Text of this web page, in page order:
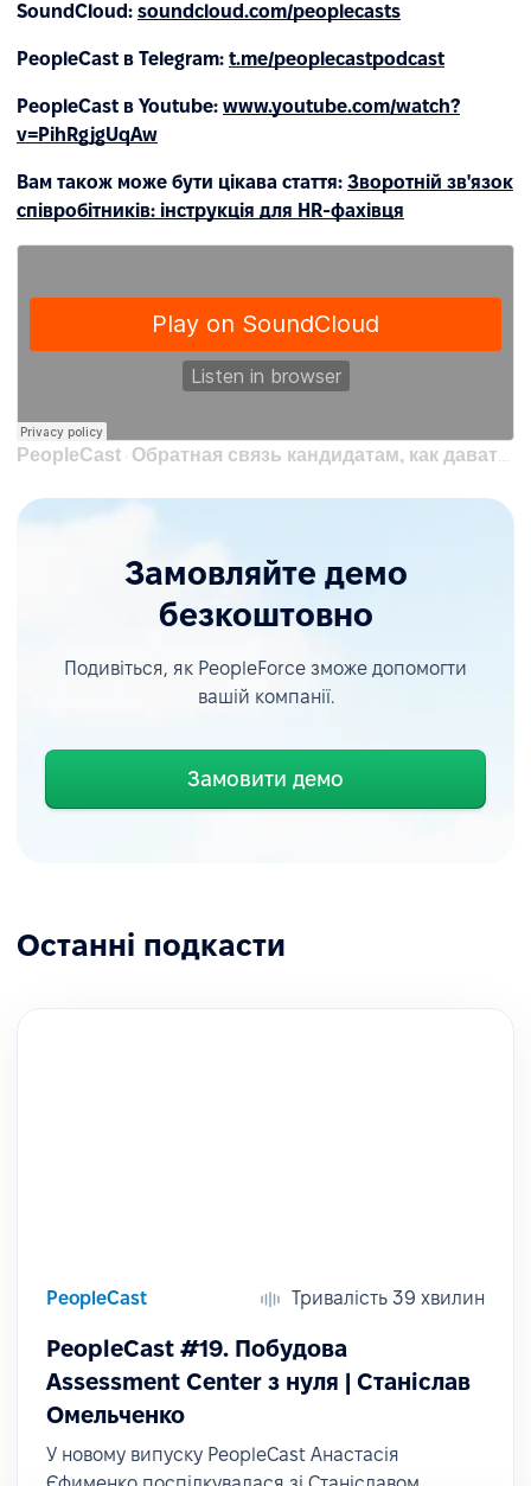
SoundCloud: soundcloud.com/peoplecasts
PeopleCast в Telegram: t.me/peoplecastpodcast
PeopleCast в Youtube: www.youtube.com/watch?
v=PihRgjgUqAw
Вам також може бути цікава стаття: Зворотній зв'язок
співробітників: інструкція для HR-фахівця
PeopleCast · Обратная связь кандидатам, как давать её правильно? | Лана Солнцева, ex. HRD Epikur
Замовляйте демо
безкоштовно
Подивіться, як PeopleForce зможе допомогти
вашій компанії.
Замовити демо
Останні подкасти
PeopleCast Тривалість 39 хвилин
PeopleCast #19. Побудова
Assessment Center з нуля | Станіслав
Омельченко
У новому випуску PeopleCast Анастасія